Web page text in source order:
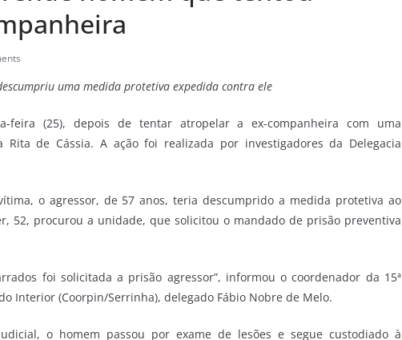
uma medida protetiva expedida contra ele
feira (25), depois de tentar atropelar a ex-companheira com uma
Rita de Cássia. A ação foi realizada por investigadores da Delegacia
o agressor, de 57 anos, teria descumprido a medida protetiva ao
52, procurou a unidade, que solicitou o mandado de prisão preventiva
foi solicitada a prisão agressor”, informou o coordenador da 15ª
Interior (Coorpin/Serrinha), delegado Fábio Nobre de Melo.
o homem passou por exame de lesões e segue custodiado à